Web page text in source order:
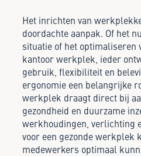
Het inrichten van
doordachte aanpak. Of het
situatie of het optimaliseren
kantoor werkplek, ieder
gebruik, flexibiliteit en
ergonomie een belangrijke
werkplek draagt direct bij
gezondheid en duurzame
werkhoudingen, verlichting
voor een gezonde werkplek
medewerkers optimaal